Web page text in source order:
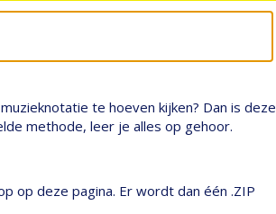
te hoeven kijken? Dan is deze
methode, leer je alles op gehoor.
op deze pagina. Er wordt dan één .ZIP